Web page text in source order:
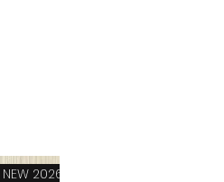
NEW 2026